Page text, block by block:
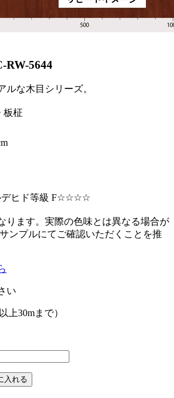
RW-5644
ルな木目シリーズ。
板柾
デヒド等級 F☆☆☆☆
ります。実際の色味とは異なる場合が
ンプルにてご確認いただくことを推
い
上30mまで）